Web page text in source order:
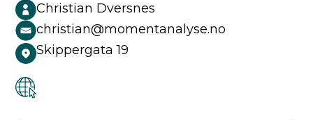
Christian Dversnes
christian@momentanalyse.no
Skippergata 19